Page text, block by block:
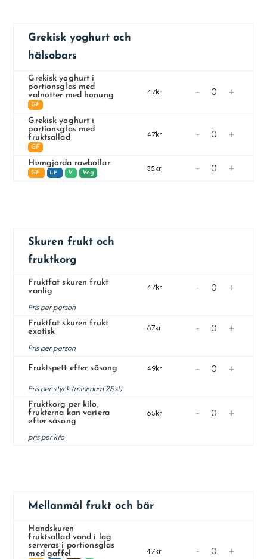
Grekisk yoghurt och
hälsobars
Grekisk yoghurt i
portionsglas med
valnötter med honung
GF
47kr - +
Grekisk yoghurt i
portionsglas med
fruktsallad
GF
47kr - +
Hemgjorda rawbollar
GF LF V Veg
35kr - +
Skuren frukt och
fruktkorg
Fruktfat skuren frukt
vanlig
47kr - +
Pris per person
Fruktfat skuren frukt
exotisk
67kr - +
Pris per person
Fruktspett efter säsong 49kr - +
Pris per styck (minimum 25st)
Fruktkorg per kilo,
frukterna kan variera
efter säsong
65kr - +
pris per kilo
Mellanmål frukt och bär
Handskuren
fruktsallad vänd i lag
serveras i portionsglas
med gaffel
47kr - +